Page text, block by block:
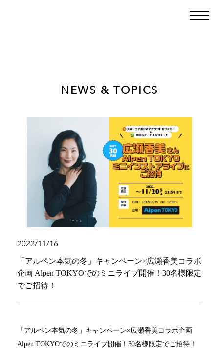
NEWS & TOPICS
2022/11/16
「アルペン本気の冬」キャンペーン×広瀬香美コラボ
企画 Alpen TOKYOでのミニライブ開催！30名様限定
でご招待！
「アルペン本気の冬」キャンペーン×広瀬香美コラボ企画
Alpen TOKYOでのミニライブ開催！30名様限定でご招待！